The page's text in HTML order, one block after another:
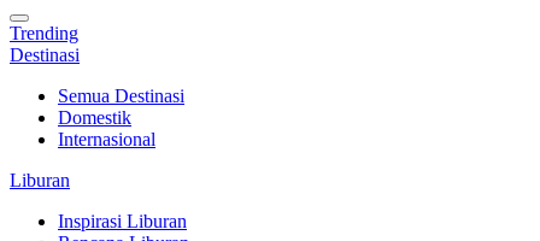
Trending
Destinasi
Semua Destinasi
Domestik
Internasional
Liburan
Inspirasi Liburan